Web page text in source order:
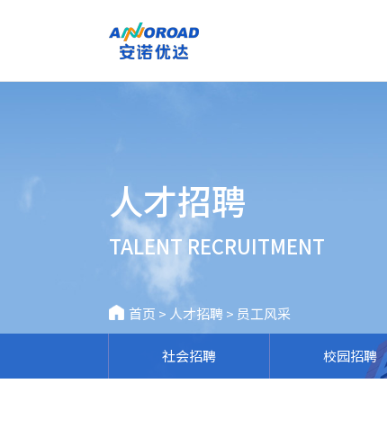
人才招聘
TALENT RECRUITMENT
首页 > 人才招聘> 员工风采
社会招聘 校园招聘